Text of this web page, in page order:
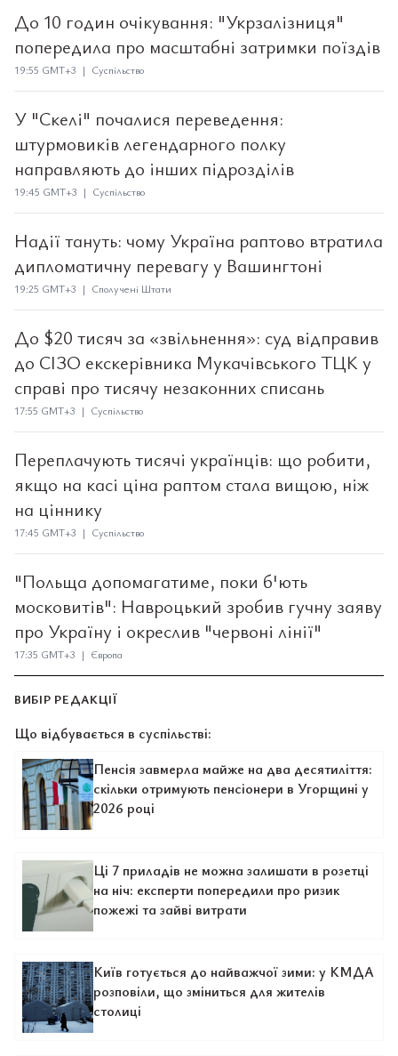
До 10 годин очікування: "Укрзалізниця"
попередила про масштабні затримки поїздів
19:55 GMT+3 | Суспільство
У "Скелі" почалися переведення:
штурмовиків легендарного полку
направляють до інших підрозділів
19:45 GMT+3 | Суспільство
Надії тануть: чому Україна раптово втратила
дипломатичну перевагу у Вашингтоні
19:25 GMT+3 | Сполучені Штати
До $20 тисяч за «звільнення»: суд відправив
до СІЗО екскерівника Мукачівського ТЦК у
справі про тисячу незаконних списань
17:55 GMT+3 | Суспільство
Переплачують тисячі українців: що робити,
якщо на касі ціна раптом стала вищою, ніж
на ціннику
17:45 GMT+3 | Суспільство
"Польща допомагатиме, поки б'ють
московитів": Навроцький зробив гучну заяву
про Україну і окреслив "червоні лінії"
17:35 GMT+3 | Європа
ВИБІР РЕДАКЦІЇ
Що відбувається в суспільстві:
Пенсія завмерла майже на два десятиліття:
скільки отримують пенсіонери в Угорщині у
2026 році
Ці 7 приладів не можна залишати в розетці
на ніч: експерти попередили про ризик
пожежі та зайві витрати
Київ готується до найважчої зими: у КМДА
розповіли, що зміниться для жителів
столиці